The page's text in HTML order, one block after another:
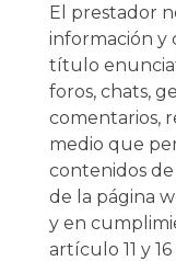
El prestador
información y
título
foros, chats,
comentarios,
medio que
contenidos
de la página
y en
artículo 11 y